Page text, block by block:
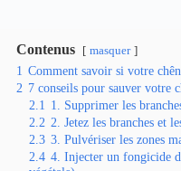
Contenus masquer
1 Comment savoir si votre
2 7 conseils pour sauver votre
2.1 1. Supprimer les
2.2 2. Jetez les branches et
2.3 3. Pulvériser les zones
2.4 4. Injecter un fongicide